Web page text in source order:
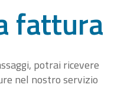
fattura
potrai ricevere
nel nostro servizio